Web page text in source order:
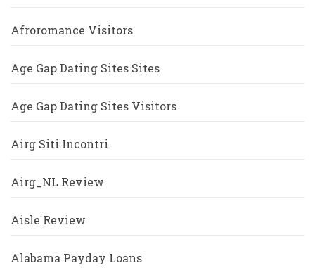
Afroromance Visitors
Age Gap Dating Sites Sites
Age Gap Dating Sites Visitors
Airg Siti Incontri
Airg_NL Review
Aisle Review
Alabama Payday Loans